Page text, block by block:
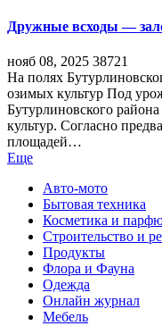
Дружные всходы —
нояб 08, 2025 38721
На полях
озимых культур Под
Бутурлиновского
культур. Согласно
площадей…
Еще
Авто-мото
Бытовая техника
Косметика и
Строительство и
Продукты
Флора и Фауна
Одежда
Онлайн журнал
Мебель